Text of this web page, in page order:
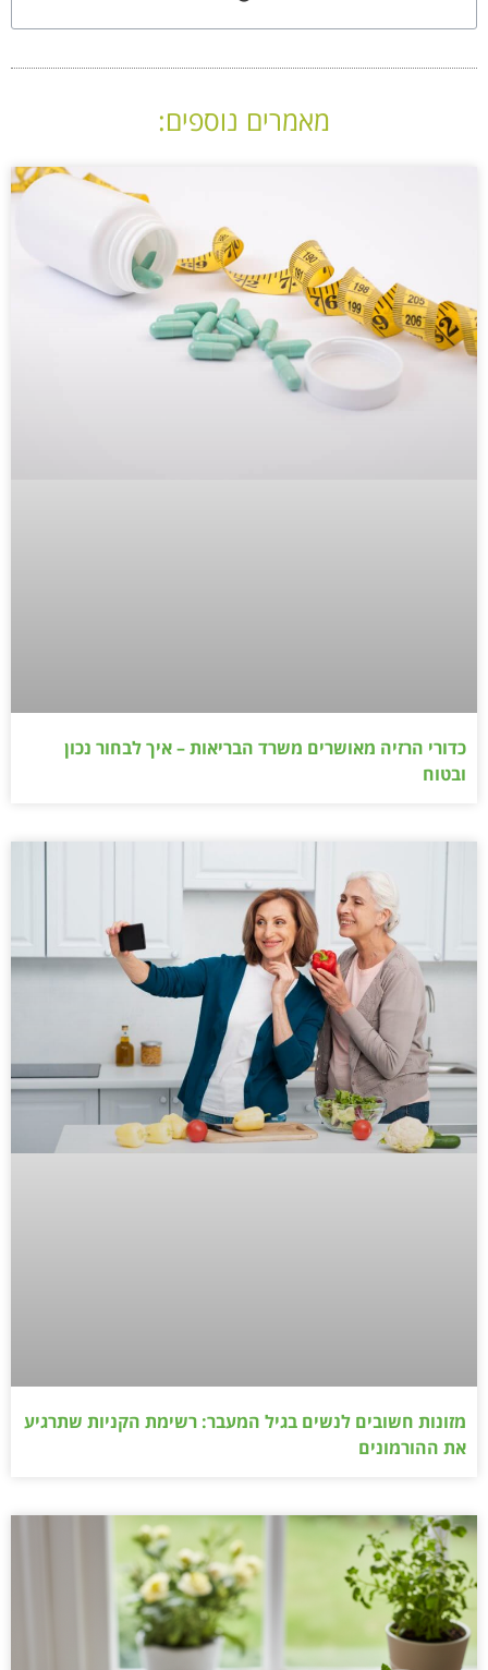
מאמרים נוספים:
כדורי הרזיה מאושרים משרד הבריאות – איך לבחור נכון
ובטוח
מזונות חשובים לנשים בגיל המעבר: רשימת הקניות שתרגיע
את ההורמונים